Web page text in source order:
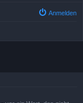
Anmelden